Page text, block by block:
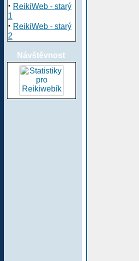
· ReikiWeb - starý
1
· ReikiWeb - starý
2
Návštěvnost